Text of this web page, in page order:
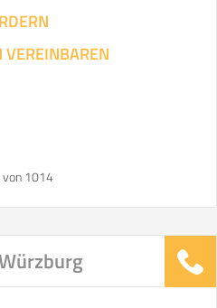
VEREINBAREN
von 1014